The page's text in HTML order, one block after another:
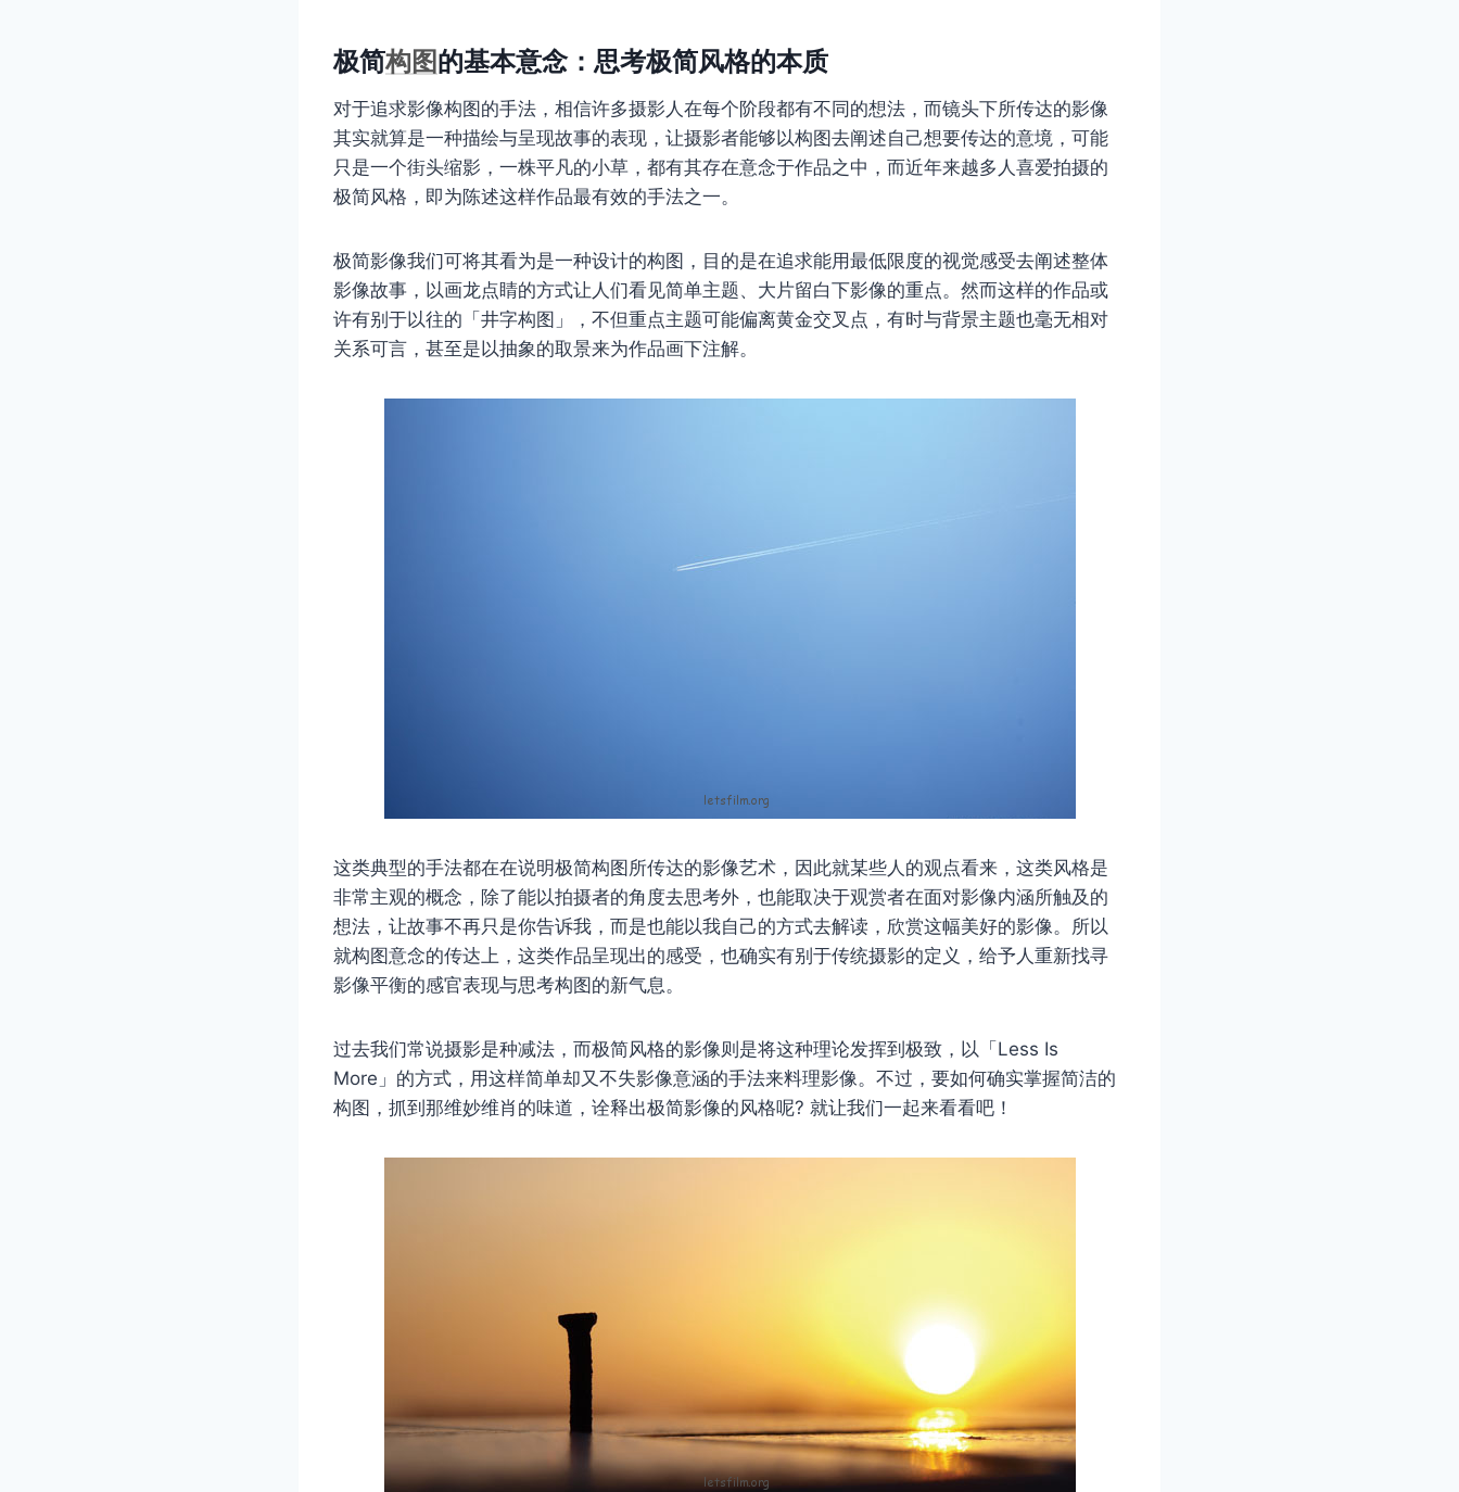
极简构图的基本意念：思考极简风格的本质
对于追求影像构图的手法，相信许多摄影人在每个阶段都有不同的想法，而镜头下所传达的影像
其实就算是一种描绘与呈现故事的表现，让摄影者能够以构图去阐述自己想要传达的意境，可能
只是一个街头缩影，一株平凡的小草，都有其存在意念于作品之中，而近年来越多人喜爱拍摄的
极简风格，即为陈述这样作品最有效的手法之一。
极简影像我们可将其看为是一种设计的构图，目的是在追求能用最低限度的视觉感受去阐述整体
影像故事，以画龙点睛的方式让人们看见简单主题、大片留白下影像的重点。然而这样的作品或
许有别于以往的「井字构图」，不但重点主题可能偏离黄金交叉点，有时与背景主题也毫无相对
关系可言，甚至是以抽象的取景来为作品画下注解。
这类典型的手法都在在说明极简构图所传达的影像艺术，因此就某些人的观点看来，这类风格是
非常主观的概念，除了能以拍摄者的角度去思考外，也能取决于观赏者在面对影像内涵所触及的
想法，让故事不再只是你告诉我，而是也能以我自己的方式去解读，欣赏这幅美好的影像。所以
就构图意念的传达上，这类作品呈现出的感受，也确实有别于传统摄影的定义，给予人重新找寻
影像平衡的感官表现与思考构图的新气息。
过去我们常说摄影是种减法，而极简风格的影像则是将这种理论发挥到极致，以「Less Is
More」的方式，用这样简单却又不失影像意涵的手法来料理影像。不过，要如何确实掌握简洁的
构图，抓到那维妙维肖的味道，诠释出极简影像的风格呢? 就让我们一起来看看吧！